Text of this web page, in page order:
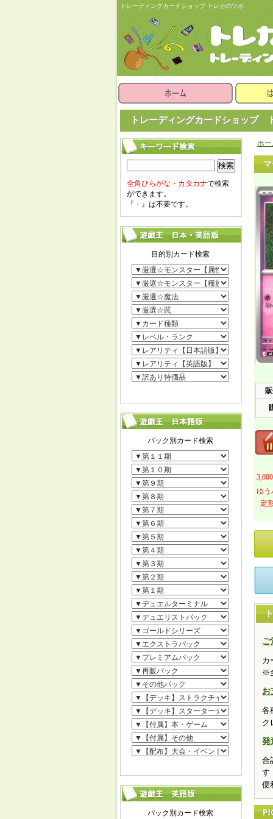
トレーディングカードショップ トレカのツボ
トレーディングカードショップ
検索
全角ひらがな・カタカナで検索
ができます。
『 ・ 』は不要です。
ホ
ゆう
定
ご
カ
※
お
各
ク
発
合
す
便